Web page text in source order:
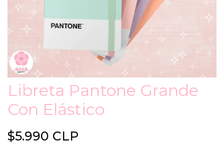
Libreta Pantone Grande
Con Elástico
$5.990 CLP